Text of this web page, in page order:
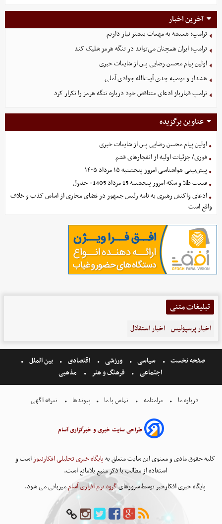
آخرین اخبار
ترامپ: همیشه به مهمات بیشتر نیاز داریم
ترامپ: ایران همچنان می‌تواند در تنگه هرمز شلیک کند
اولین پیام محسن رضایی پس از شایعات خبری
هشدار و توصیه جدی آیت‌الله جوادی آملی
ترامپ قمارباز ادعای متناقض خود درباره تنگه هرمز را تکرار کرد
عناوین برگزیده
اولین پیام محسن رضایی پس از شایعات خبری
فوری/ جزئیات اولیه از انفجارهای قشم
پیش‌بینی هواشناسی امروز پنجشنبه ۱۵ مرداد ۱۴۰۵
قیمت طلا و سکه امروز پنجشنبه 15 مرداد 1405+ جدول
ادعای واکنش رهبری به نامه رئیس جمهور در فضای مجازی از اساس کذب و خلاف
واقع است
تبلیغات متنی
اخبار پرسپولیس اخبار استقلال
صفحه نخست سیاسی ورزشی اقتصادی
بین الملل
اجتماعی
فرهنگ و هنر مذهبی
درباره ما مرامنامه تماس با ما پیوندها تعرفه اگهی
طراحی سایت خبری و خبرگزاری آسام
کلیه حقوق مادی و معنوی این سایت متعلق بهپایگاه خبری تحلیلی افکارنیوزاست و
استفاده از مطالب با ذکر منبع بلامانع است.
پایگاه خبری افکارخبر توسط سرورهایگروه نرم افزاری آساممیزبانی می شود.